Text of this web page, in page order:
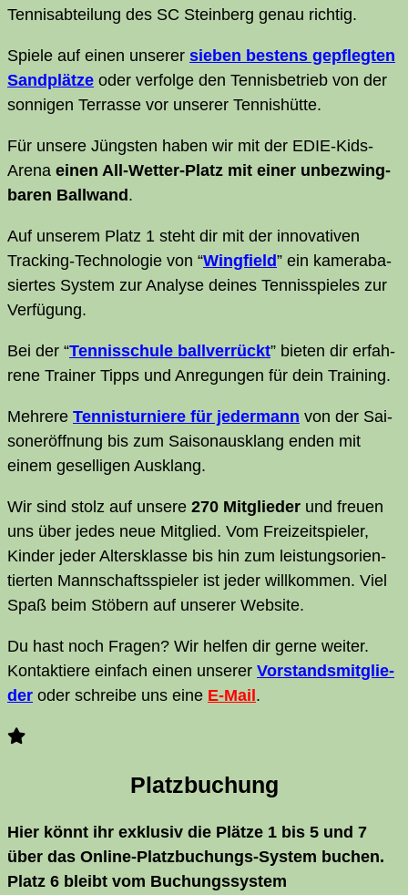
Tennis­abteilung des SC Stein­berg genau richtig.
Spie­le auf einen unse­rer sie­ben bes­tens gepfleg­ten
Sand­plät­ze oder ver­fol­ge den Ten­nis­be­trieb von der
son­ni­gen Ter­ras­se vor unse­rer Tennishütte.
Für unse­re Jüngs­ten haben wir mit der EDIE-Kids-
Are­na einen All-Wet­ter-Platz mit einer unbe­zwing­
ba­ren Ball­wand.
Auf unse­rem Platz 1 steht dir mit der inno­va­ti­ven
Track­ing-Tech­no­lo­gie von “Wing­field” ein kame­ra­ba­
sier­tes Sys­tem zur Ana­ly­se dei­nes Ten­nis­spie­les zur
Verfügung.
Bei der “Ten­nis­schu­le ball­ver­rückt” bie­ten dir erfah­
re­ne Trai­ner Tipps und Anre­gun­gen für dein Training.
Meh­re­re Ten­nis­tur­nie­re für jeder­mann von der Sai­
son­er­öff­nung bis zum Sai­son­aus­klang enden mit
einem gesel­li­gen Ausklang.
Wir sind stolz auf unse­re 270 Mit­glieder und freu­en
uns über jedes neue Mit­glied. Vom Frei­zeit­spie­ler,
Kin­der jeder Alters­klas­se bis hin zum leis­tungs­ori­en­
tier­ten Mann­schafts­spie­ler ist jeder will­kom­men. Viel
Spaß beim Stö­bern auf unse­rer Website.
Du hast noch Fra­gen? Wir hel­fen dir ger­ne wei­ter.
Kon­tak­tie­re ein­fach einen unse­rer Vor­stands­mit­glie­
der oder schrei­be uns eine E‑Mail.
Platz­bu­chung
Hier könnt ihr exklu­siv die Plät­ze 1 bis 5 und 7
über das Online-Platz­bu­chungs-Sys­tem buchen.
Platz 6 bleibt vom Buchungs­sys­tem